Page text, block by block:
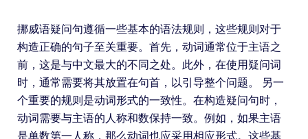
挪威语疑问句遵循一些基本的语法规则，这些规则对于
构造正确的句子至关重要。首先，动词通常位于主语之
前，这是与中文最大的不同之处。此外，在使用疑问词
时，通常需要将其放置在句首，以引导整个问题。 另一
个重要的规则是动词形式的一致性。在构造疑问句时，
动词需要与主语的人称和数保持一致。例如，如果主语
是单数第一人称，那么动词也应采用相应形式。这些基